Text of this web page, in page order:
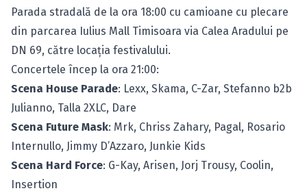
Parada stradală de la ora 18:00 cu camioane cu plecare
din parcarea Iulius Mall Timisoara via Calea Aradului pe
DN 69, către locaţia festivalului.
Concertele încep la ora 21:00:
Scena House Parade: Lexx, Skama, C-Zar, Stefanno b2b
Julianno, Talla 2XLC, Dare
Scena Future Mask: Mrk, Chriss Zahary, Pagal, Rosario
Internullo, Jimmy D’Azzaro, Junkie Kids
Scena Hard Force: G-Kay, Arisen, Jorj Trousy, Coolin,
Insertion